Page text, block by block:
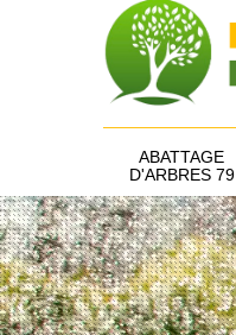
ABATTAGE
D'ARBRES 79